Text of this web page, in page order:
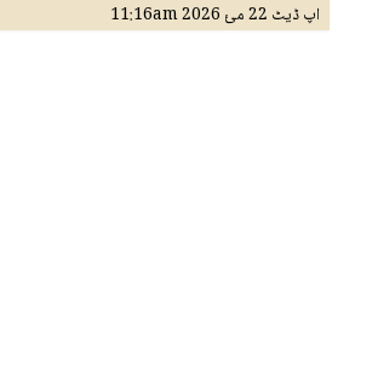
اپ ڈیٹ 22 مئ 2026 11:16am